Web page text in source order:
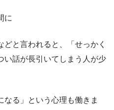
に
どと言われると、「せっかく
い話が長引いてしまう人が少
る」という心理も働きま